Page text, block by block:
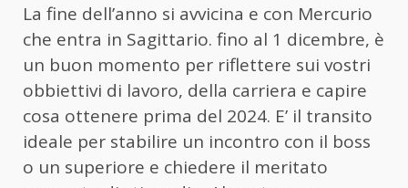
La fine dell’anno si avvicina e con Mercurio
che entra in Sagittario. fino al 1 dicembre, è
un buon momento per riflettere sui vostri
obbiettivi di lavoro, della carriera e capire
cosa ottenere prima del 2024. E’ il transito
ideale per stabilire un incontro con il boss
o un superiore e chiedere il meritato